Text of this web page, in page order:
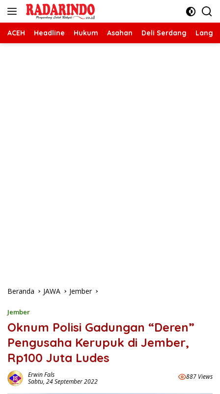
Langsung
ACEH Headline Hukum Asahan Deli Serdang
Beranda JAWA Jember
Jember
Oknum Polisi Gadungan “Deren”
Pengusaha Kerupuk di Jember,
Rp100 Juta Ludes
Erwin Fals
Sabtu, 24 September 2022
887 Views